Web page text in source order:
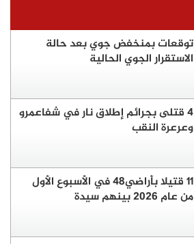
توقعات بمنخفض جوي بعد حالة
الاستقرار الجوي الحالية
4 قتلى بجرائم إطلاق نار في شفاعمرو
وعرعرة النقب
11 قتيلا بأراضي48 في الأسبوع الأول
من عام 2026 بينهم سيدة